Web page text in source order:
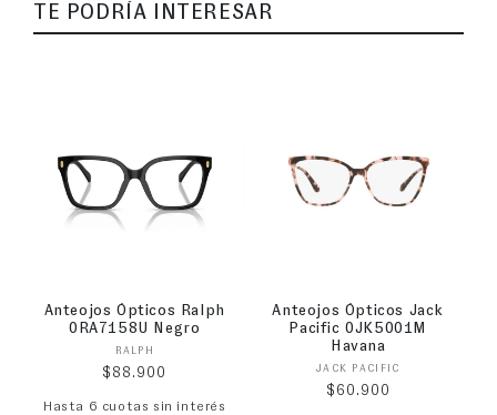
TE PODRÍA INTERESAR
Anteojos Ópticos Ralph
0RA7158U Negro
Proveedor:
RALPH
Precio habitual
$88.900
Hasta 6 cuotas sin interés
Anteojos Ópticos Jack
Pacific 0JK5001M
Havana
Proveedor:
JACK PACIFIC
Precio habitual
$60.900